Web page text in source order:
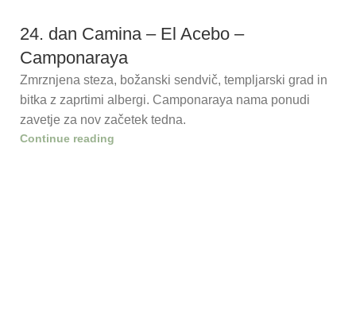
24. dan Camina – El Acebo –
Camponaraya
Zmrznjena steza, božanski sendvič, templjarski grad in
bitka z zaprtimi albergi. Camponaraya nama ponudi
zavetje za nov začetek tedna.
Continue reading